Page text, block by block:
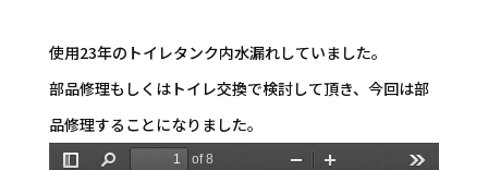
使用23年のトイレタンク内水漏れしていました。
部品修理もしくはトイレ交換で検討して頂き、今回は部
品修理することになりました。